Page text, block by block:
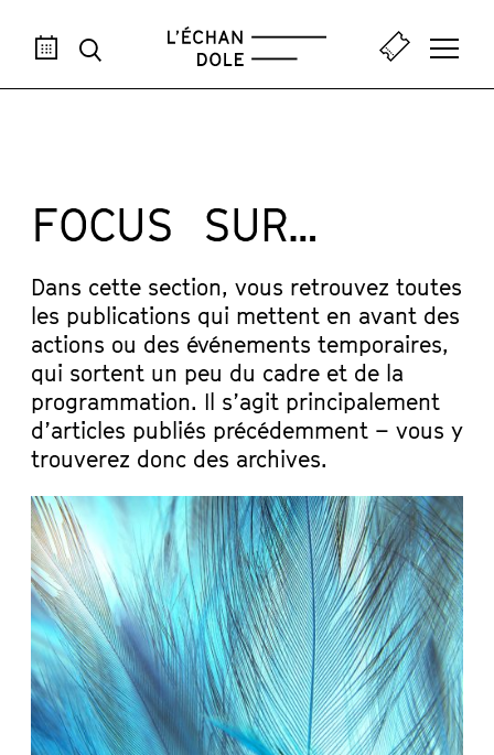
NOV DÉC JAN MAR
FOCUS SUR…
Dans cette section, vous retrouvez toutes
les publications qui mettent en avant des
actions ou des événements temporaires,
qui sortent un peu du cadre et de la
programmation. Il s’agit principalement
d’articles publiés précédemment – vous y
trouverez donc des archives.